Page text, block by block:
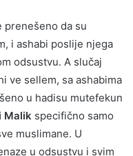
prenešeno da su
i ashabi poslije njega
odsustvu. A slučaj
ve sellem, sa ashabima
u hadisu mutefekun
Malik specifično samo
muslimane. U
u odsustvu i svim